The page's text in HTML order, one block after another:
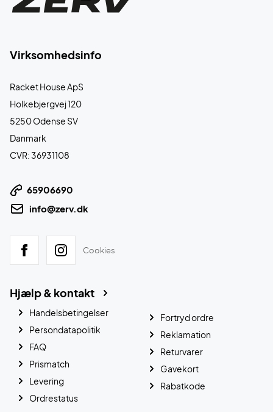
Virksomhedsinfo
Racket House ApS
Holkebjergvej 120
5250 Odense SV
Danmark
CVR: 36931108
65906690
info@zerv.dk
Cookies
Hjælp & kontakt
Handelsbetingelser
Persondatapolitik
FAQ
Prismatch
Levering
Ordrestatus
Fortryd ordre
Reklamation
Returvarer
Gavekort
Rabatkode